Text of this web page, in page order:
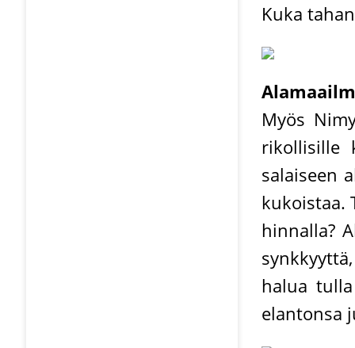
Kuka
Myös
rikollisille
salaiseen
kukoistaa.
hinnalla?
halua
elantonsa